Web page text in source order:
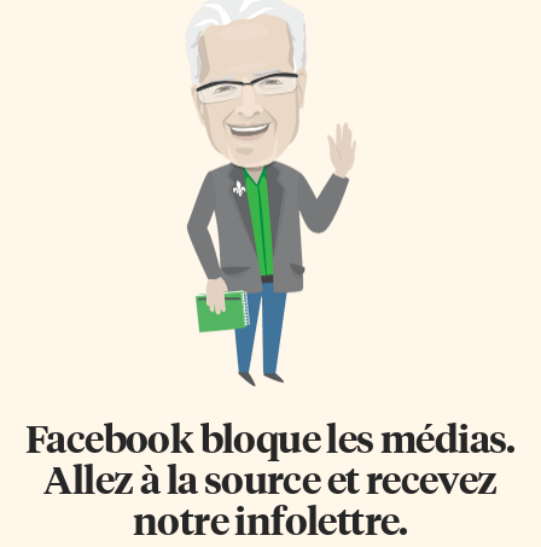
Facebook bloque les médias.
Allez à la source et recevez
notre infolettre.